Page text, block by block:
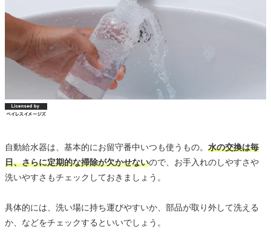
自動給水器は、基本的にお留守番中いつも使うもの。 水の交換は毎
日、さらに定期的な掃除が欠かせないので、お手入れのしやすさや
洗いやすさもチェックしておきましょう。
具体的には、洗い場に持ち運びやすいか、部品が取り外して洗える
か、などをチェックするといいでしょう。